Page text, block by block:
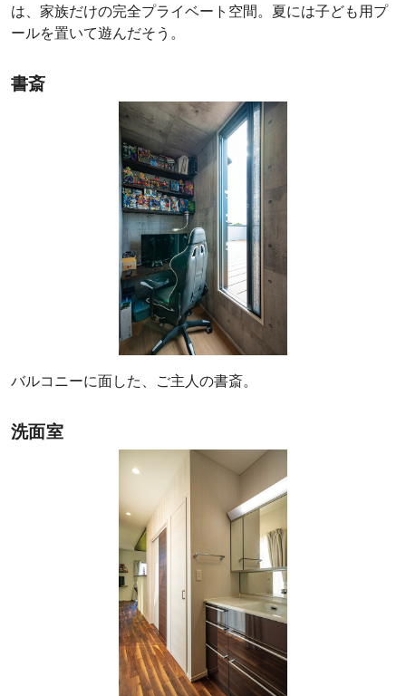
は、家族だけの完全プライベート空間。夏には子ども用プ
ールを置いて遊んだそう。
書斎
バルコニーに面した、ご主人の書斎。
洗面室